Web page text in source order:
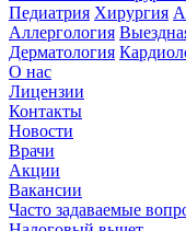
Педиатрия Хирургия
Аллергология
Дерматология
О нас
Лицензии
Контакты
Новости
Врачи
Акции
Вакансии
Часто задаваемые